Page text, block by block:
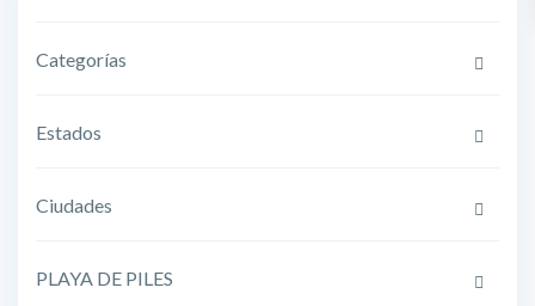
Categorías
Estados
Ciudades
PLAYA DE PILES